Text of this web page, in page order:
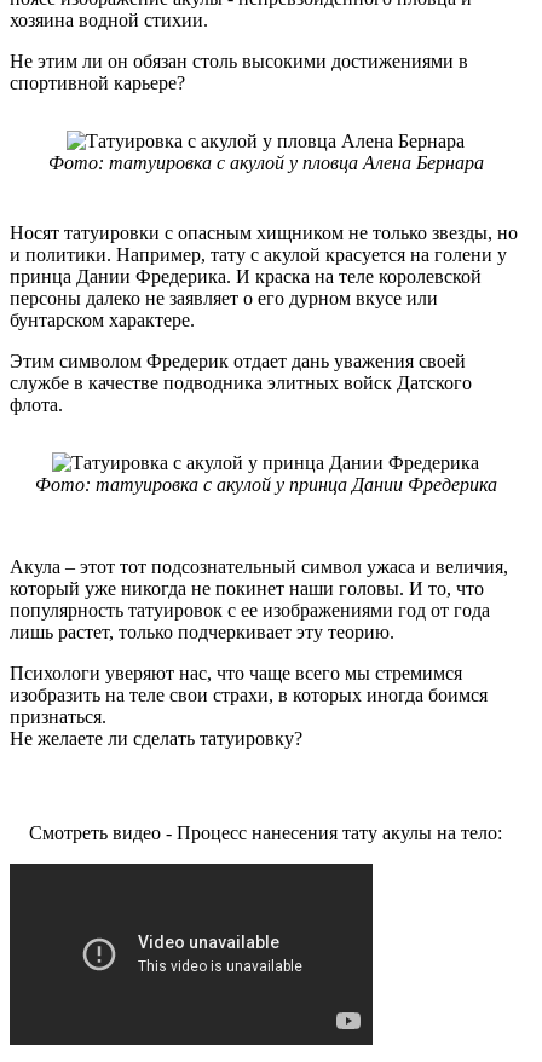
хозяина водной стихии.
Не этим ли он обязан столь высокими достижениями в
спортивной карьере?
Фото: татуировка с акулой у пловца Алена Бернара
Носят татуировки с опасным хищником не только звезды, но
и политики. Например, тату с акулой красуется на голени у
принца Дании Фредерика. И краска на теле королевской
персоны далеко не заявляет о его дурном вкусе или
бунтарском характере.
Этим символом Фредерик отдает дань уважения своей
службе в качестве подводника элитных войск Датского
флота.
Фото: татуировка с акулой у принца Дании Фредерика
Акула – этот тот подсознательный символ ужаса и величия,
который уже никогда не покинет наши головы. И то, что
популярность татуировок с ее изображениями год от года
лишь растет, только подчеркивает эту теорию.
Психологи уверяют нас, что чаще всего мы стремимся
изобразить на теле свои страхи, в которых иногда боимся
признаться.
Не желаете ли сделать татуировку?
Смотреть видео - Процесс нанесения тату акулы на тело: